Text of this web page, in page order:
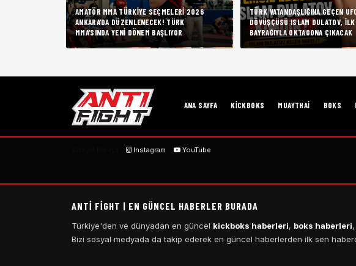
AMATÖR MMA TÜRKIYE SEÇMELERI 2026
ANKARA’DA DÜZENLENECEK! TÜRK
MMA’SINDA YENI DÖNEM BAŞLIYOR
TÜRK VATANDAŞLIĞINA GEÇEN
DÖVÜŞÇÜSÜ ISLAM DULATOV,
BAYRAĞIYLA OKTAGONA ÇIKACAK
ANA SAYFA KICKBOKS MUAYTHAI BOKS
Instagram YouTube
ANTI FIGHT | EN GÜNCEL HABERLER BURADA
Türkiye'den ve dünyadan en güncel kickboks haberleri, boks haberleri,
Bizi sosyal medyada da takip ederek en güncel haberlerden ilk sen